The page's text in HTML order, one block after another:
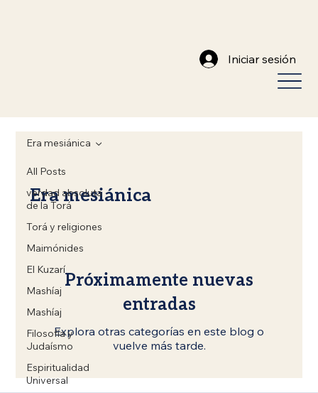
Iniciar sesión
All Posts
verdad absoluta
de la Torá
Torá y religiones
Maimónides
El Kuzarí
Mashíaj
Mashíaj
Filosofía y
Judaísmo
Espiritualidad
Universal
Era mesiánica
Era mesiánica
Próximamente nuevas
entradas
Explora otras categorías en este blog o
vuelve más tarde.